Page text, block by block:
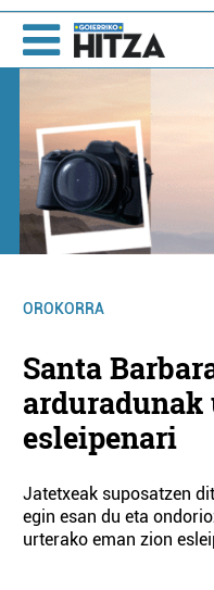
OROKORRA
Santa
arduradunak
esleipenari
Jatetxeak suposatzen
egin esan du eta
urterako eman zion